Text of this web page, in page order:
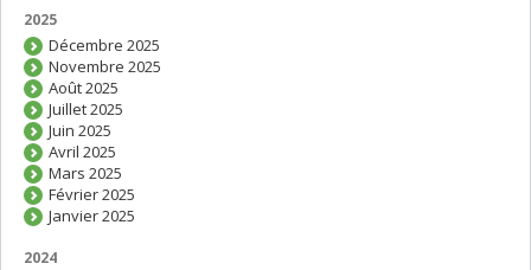
2025
Décembre 2025
Novembre 2025
Août 2025
Juillet 2025
Juin 2025
Avril 2025
Mars 2025
Février 2025
Janvier 2025
2024